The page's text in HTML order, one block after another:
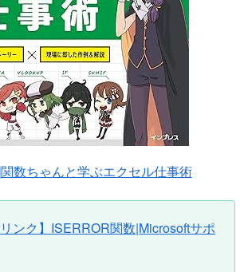
数ちゃんと学ぶエクセル仕事術
リンク】ISERROR関数|Microsoftサポ